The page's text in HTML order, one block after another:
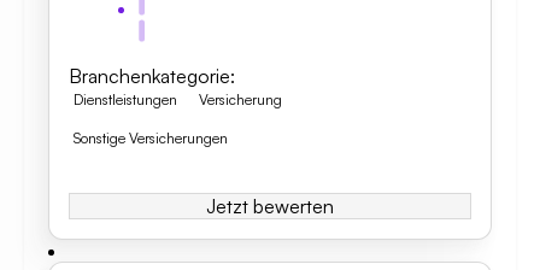
Branchenkategorie:
Dienstleistungen Versicherung
Sonstige Versicherungen
Jetzt bewerten